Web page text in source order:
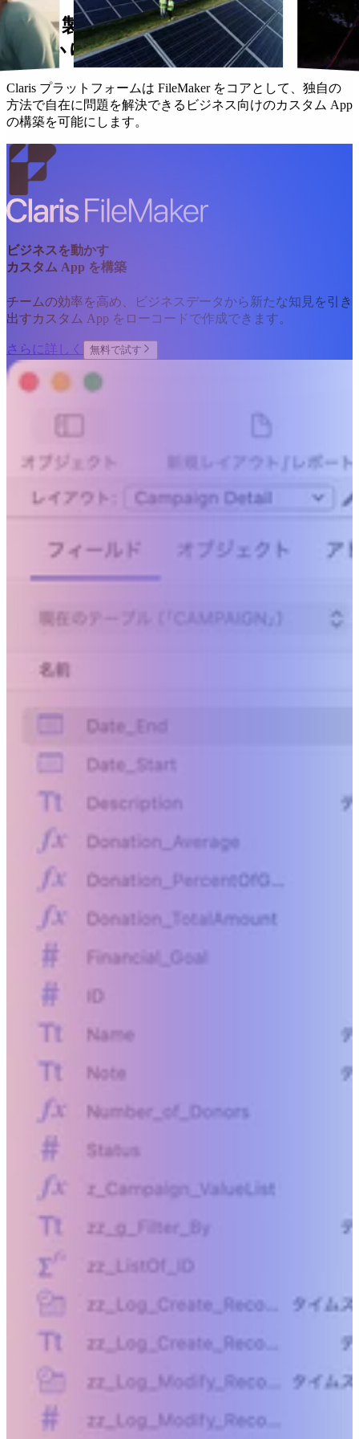
Claris 製品は、お客様の仕事を
しっかり支えます。
Claris プラットフォームは FileMaker をコアとして、独自の
方法で自在に問題を解決できるビジネス向けのカスタム App
の構築を可能にします。
ビジネスを動かす
カスタム App を構築
チームの効率を高め、ビジネスデータから新たな知見を引き
出すカスタム App をローコードで作成できます。
さらに詳しく 無料で試す